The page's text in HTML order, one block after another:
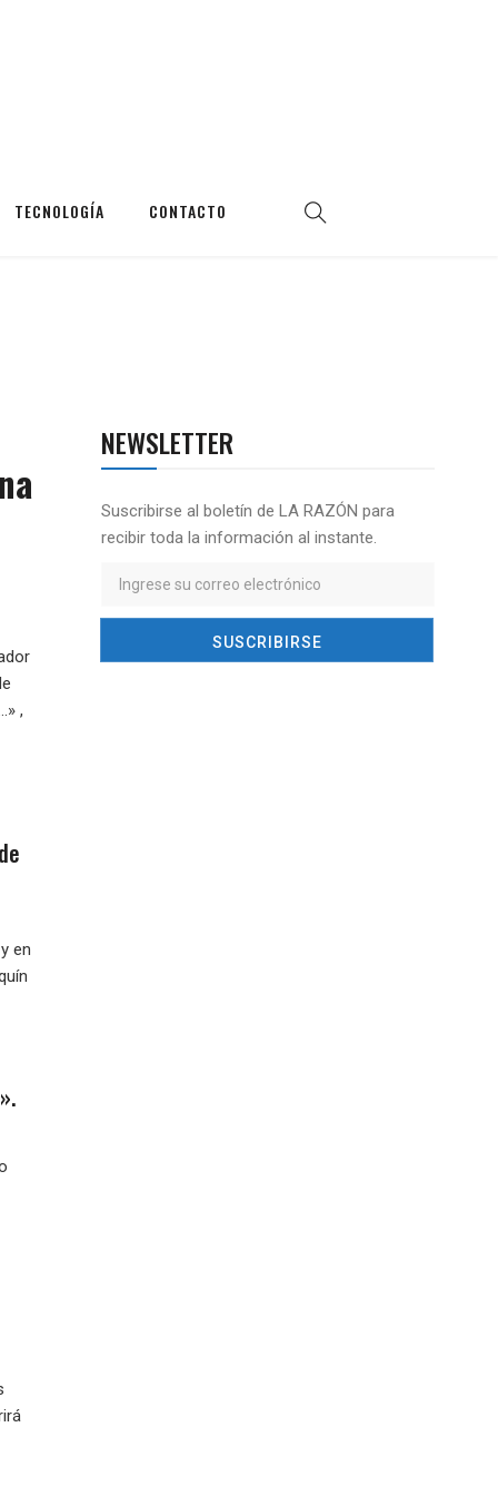
TECNOLOGÍA CONTACTO
,
en
NEWSLETTER
Suscribirse al boletín de LA RAZÓN para
recibir toda la información al instante.